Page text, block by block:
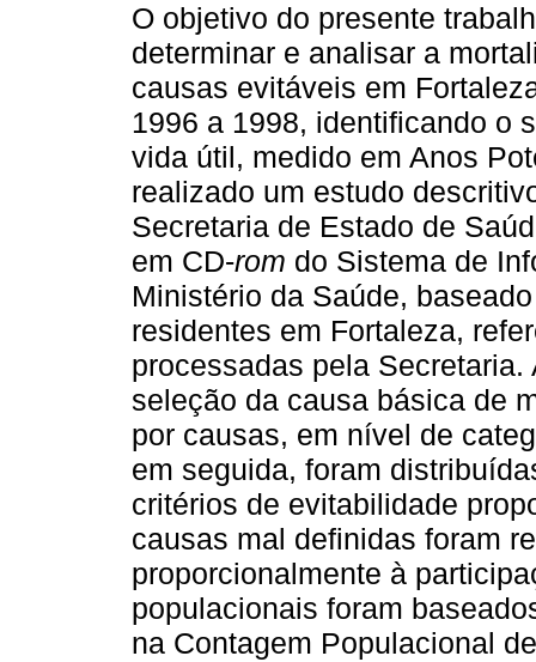
O objetivo do presente
determinar e analisar a
causas evitáveis em
1996 a 1998, identificando o
vida útil, medido em Anos
realizado um estudo
Secretaria de Estado de
em CD-rom do Sistema de
Ministério da Saúde,
residentes em Fortaleza,
processadas pela
seleção da causa básica de
por causas, em nível de
em seguida, foram
critérios de evitabilidade
causas mal definidas foram
proporcionalmente à
populacionais foram
na Contagem Populacional